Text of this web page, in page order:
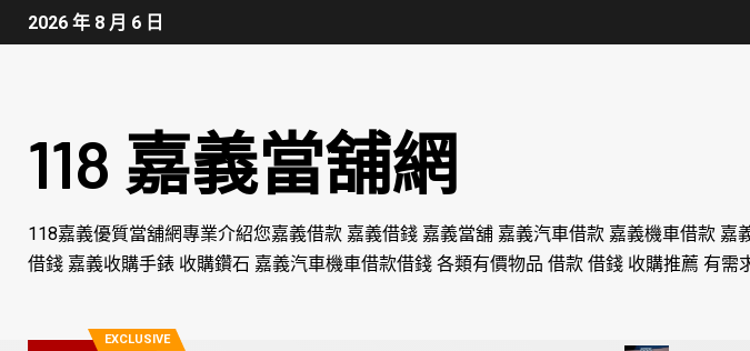
2026 年 8 月 6 日
118 嘉義當舖網
118嘉義優質當舖網專業介紹您嘉義借款 嘉義借錢 嘉義當舖 嘉義汽車借款 嘉義機車借款
借錢 嘉義收購手錶 收購鑽石 嘉義汽車機車借款借錢 各類有價物品 借款 借錢 收購推薦 有
EXCLUSIVE